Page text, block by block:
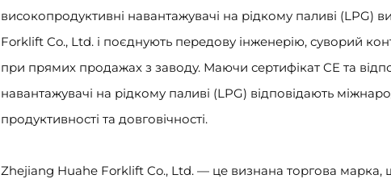
високопродуктивні навантажувачі на рідкому паливі
Forklift Co., Ltd. і поєднують передову інженерію, суворий
при прямих продажах з заводу. Маючи сертифікат CE та
навантажувачі на рідкому паливі (LPG) відповідають
продуктивності та довговічності.
Zhejiang Huahe Forklift Co., Ltd. — це визнана торгова марка,